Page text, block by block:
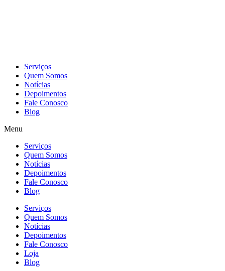
Serviços
Quem Somos
Notícias
Depoimentos
Fale Conosco
Blog
Menu
Serviços
Quem Somos
Notícias
Depoimentos
Fale Conosco
Blog
Serviços
Quem Somos
Notícias
Depoimentos
Fale Conosco
Loja
Blog